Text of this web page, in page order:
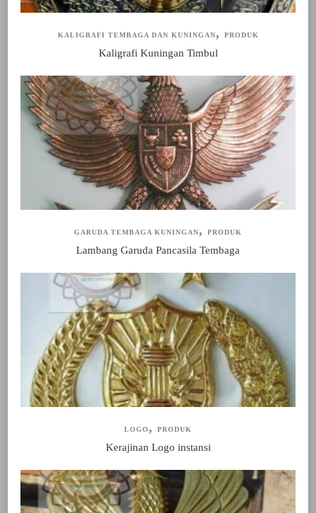
KALIGRAFI TEMBAGA DAN KUNINGAN PRODUK
Kaligrafi Kuningan Timbul
GARUDA TEMBAGA KUNINGAN PRODUK
Lambang Garuda Pancasila Tembaga
LOGO PRODUK
Kerajinan Logo instansi